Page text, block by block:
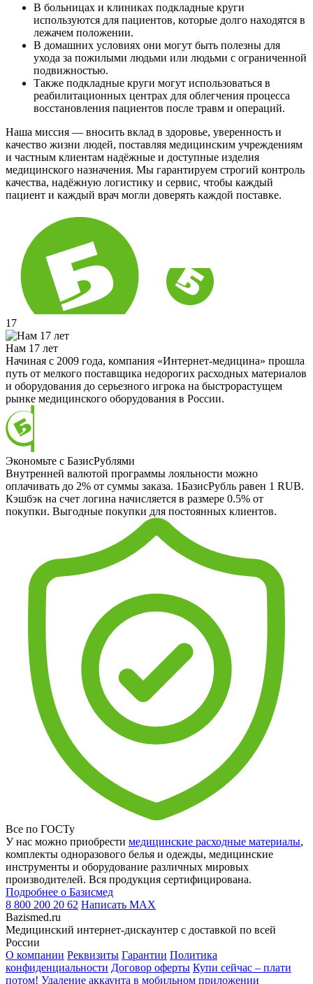
В больницах и клиниках подкладные круги
используются для пациентов, которые долго находятся в
лежачем положении.
В домашних условиях они могут быть полезны для
ухода за пожилыми людьми или людьми с ограниченной
подвижностью.
Также подкладные круги могут использоваться в
реабилитационных центрах для облегчения процесса
восстановления пациентов после травм и операций.
Наша миссия — вносить вклад в здоровье, уверенность и
качество жизни людей, поставляя медицинским учреждениям
и частным клиентам надёжные и доступные изделия
медицинского назначения. Мы гарантируем строгий контроль
качества, надёжную логистику и сервис, чтобы каждый
пациент и каждый врач могли доверять каждой поставке.
17
Нам 17 лет
Начиная с 2009 года, компания «Интернет-медицина» прошла
путь от мелкого поставщика недорогих расходных материалов
и оборудования до серьезного игрока на быстрорастущем
рынке медицинского оборудования в России.
Экономьте с БазисРублями
Внутренней валютой программы лояльности можно
оплачивать до 2% от суммы заказа. 1БазисРубль равен 1 RUB.
Кэшбэк на счет логина начисляется в размере 0.5% от
покупки. Выгодные покупки для постоянных клиентов.
Все по ГОСТу
У нас можно приобрести медицинские расходные материалы,
комплекты одноразового белья и одежды, медицинские
инструменты и оборудование различных мировых
производителей. Вся продукция сертифицирована.
Подробнее о Базисмед
8 800 200 20 62 Написать MAX
Bazismed.ru
Медицинский интернет-дискаунтер с доставкой по всей
России
О компании Реквизиты Гарантии Политика
конфиденциальности Договор оферты Купи сейчас – плати
потом! Удаление аккаунта в мобильном приложении